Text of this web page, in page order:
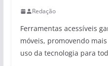
Redação
Ferramentas acessíveis
móveis, promovendo
uso da tecnologia para